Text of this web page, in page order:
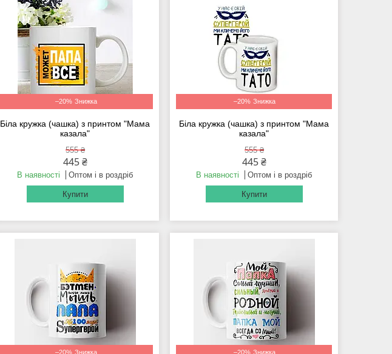
–20%
Біла кружка (чашка) з принтом "Мама
казала"
555 ₴
445 ₴
В наявності Оптом і в роздріб
Купити
–20%
Біла кружка (чашка) з принтом "Мама
казала"
555 ₴
445 ₴
В наявності Оптом і в роздріб
Купити
–20% –20%